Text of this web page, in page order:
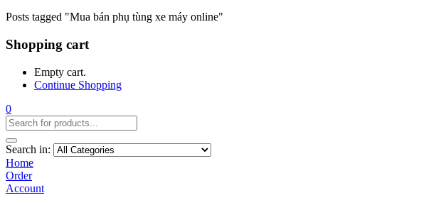
Posts tagged "Mua bán phụ tùng xe máy online"
Shopping cart
Empty cart.
Continue Shopping
0
Search in:
Home
Order
Account